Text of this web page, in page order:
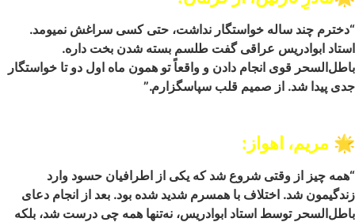
“دخترم چند ساله خواستگار نداشت، حتی کسی سراغش نمیومد.
استاد ابوادریس عراقی گفت طلسم بسته شدن بخت داره.
باطل‌السحر قوی انجام دادن و واقعاً تو همون ماه اول دو تا خواستگار
جدی پیدا شد. از صمیم قلب سپاسگزارم.”
🌟 مریم، اهواز:
“همه چیز از وقتی شروع شد که یکی از اطرافیان حسود وارد
زندگیمون شد. اختلاف‌ با همسرم شدید شده بود. بعد از انجام دعای
باطل‌السحر توسط استاد ابوادریس، نه‌تنها همه چی درست شد، بلکه